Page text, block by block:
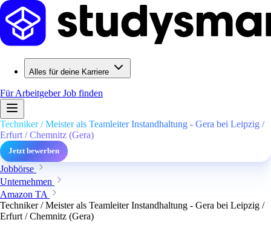
Alles für deine Karriere
Für ArbeitgeberJob finden
Techniker / Meister als Teamleiter Instandhaltung - Gera bei Leipzig /
Erfurt / Chemnitz (Gera)
Jetzt bewerben
Jobbörse
Unternehmen
Amazon TA
Techniker / Meister als Teamleiter Instandhaltung - Gera bei Leipzig /
Erfurt / Chemnitz (Gera)